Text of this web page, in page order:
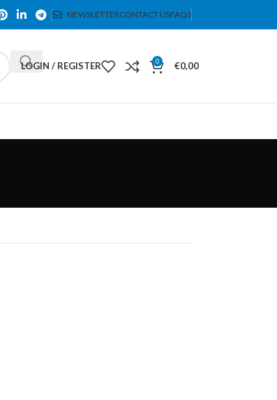
NEWSLETTERCONTACT USFAQS
LOGIN / REGISTER 0 €0,00